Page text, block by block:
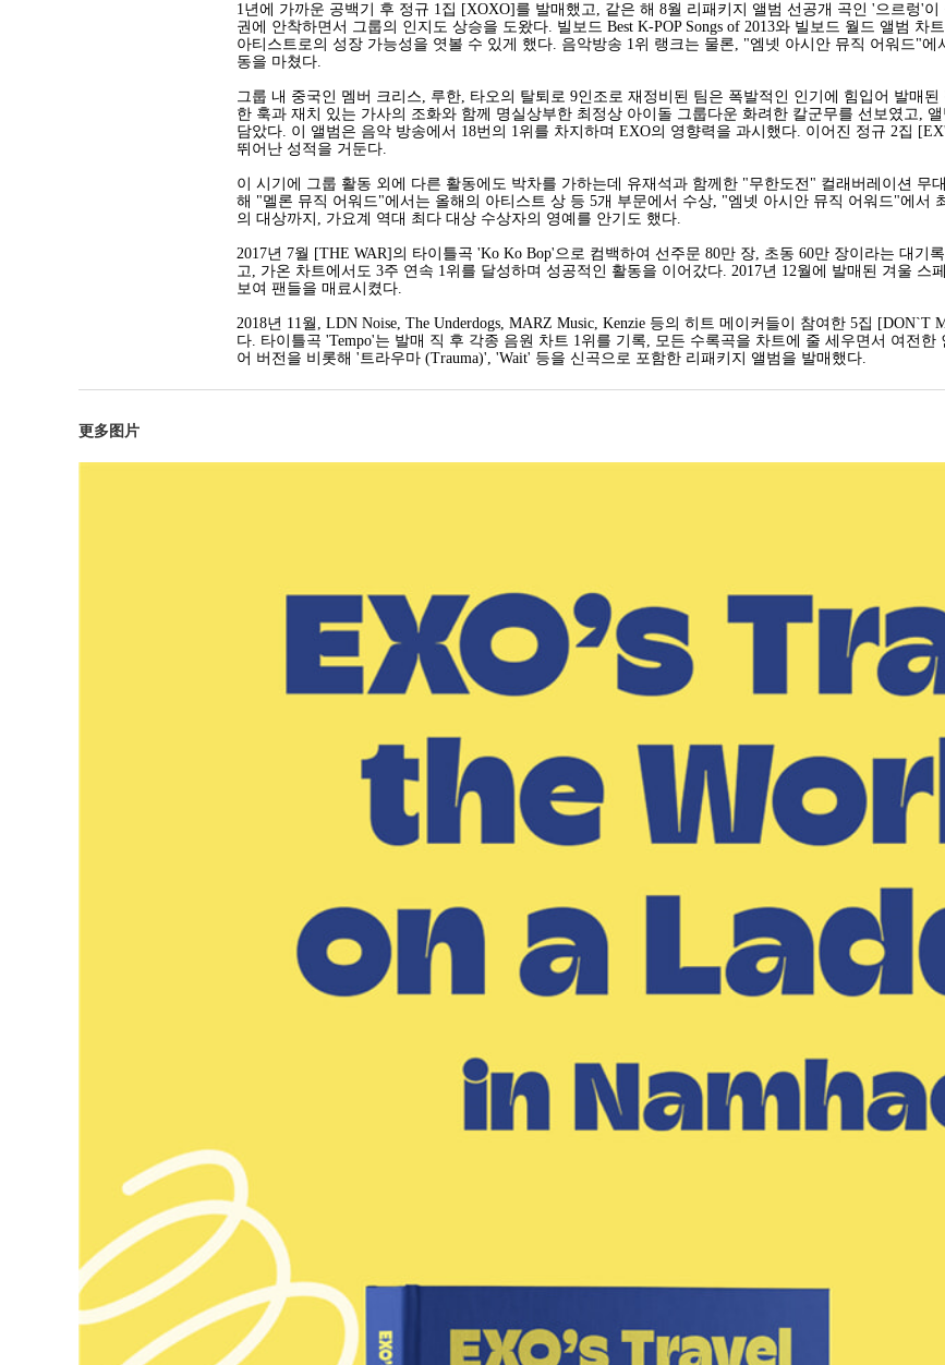
1년에 가까운 공백기 후 정규 1집 [XOXO]를 발매했고, 같은 해 8월 리패키지 앨범 선공개 곡인 '으르렁'
권에 안착하면서 그룹의 인지도 상승을 도왔다. 빌보드 Best K-POP Songs of 2013와 빌보드 월드 앨범
아티스트로의 성장 가능성을 엿볼 수 있게 했다. 음악방송 1위 랭크는 물론, "엠넷 아시안 뮤직 어워드"
동을 마쳤다.
그룹 내 중국인 멤버 크리스, 루한, 타오의 탈퇴로 9인조로 재정비된 팀은 폭발적인 인기에 힘입어 발매
한 훅과 재치 있는 가사의 조화와 함께 명실상부한 최정상 아이돌 그룹다운 화려한 칼군무를 선보였고,
담았다. 이 앨범은 음악 방송에서 18번의 1위를 차지하며 EXO의 영향력을 과시했다. 이어진 정규 2집
뛰어난 성적을 거둔다.
이 시기에 그룹 활동 외에 다른 활동에도 박차를 가하는데 유재석과 함께한 "무한도전" 컬래버레이션
해 "멜론 뮤직 어워드"에서는 올해의 아티스트 상 등 5개 부문에서 수상, "엠넷 아시안 뮤직 어워드"에서
의 대상까지, 가요계 역대 최다 대상 수상자의 영예를 안기도 했다.
2017년 7월 [THE WAR]의 타이틀곡 'Ko Ko Bop'으로 컴백하여 선주문 80만 장, 초동 60만 장이라는 대기
고, 가온 차트에서도 3주 연속 1위를 달성하며 성공적인 활동을 이어갔다. 2017년 12월에 발매된 겨울 스
보여 팬들을 매료시켰다.
2018년 11월, LDN Noise, The Underdogs, MARZ Music, Kenzie 등의 히트 메이커들이 참여한 5집
다. 타이틀곡 'Tempo'는 발매 직 후 각종 음원 차트 1위를 기록, 모든 수록곡을 차트에 줄 세우면서 여전
어 버전을 비롯해 '트라우마 (Trauma)', 'Wait' 등을 신곡으로 포함한 리패키지 앨범을 발매했다.
更多图片